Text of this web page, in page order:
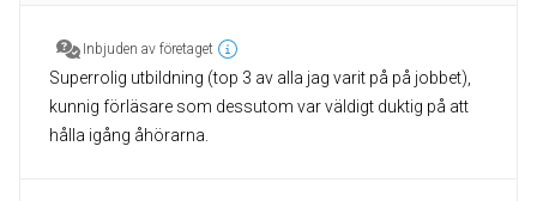
Inbjuden av företaget
Superrolig utbildning (top 3 av alla jag varit på på jobbet),
kunnig förläsare som dessutom var väldigt duktig på att
hålla igång åhörarna.